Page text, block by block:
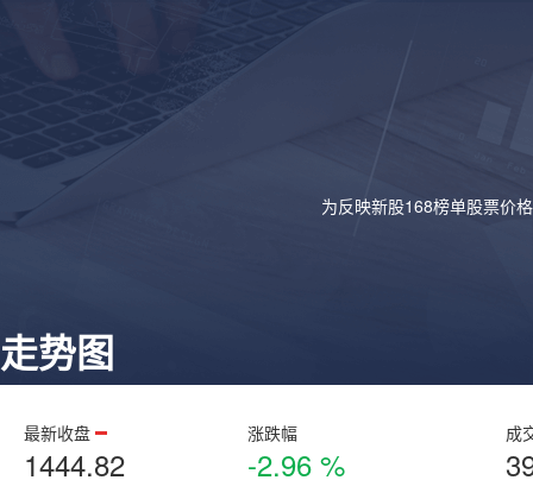
为反映新股168榜单股票价
走势图
最新收盘
1444.82
涨跌幅
-2.96 %
成